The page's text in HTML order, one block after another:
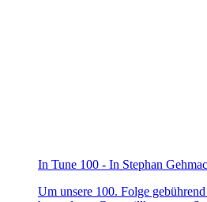
In Tune 100 - In Stephan
Um unsere 100. Folge